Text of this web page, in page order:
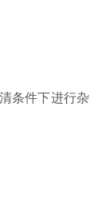
条件下进行杂